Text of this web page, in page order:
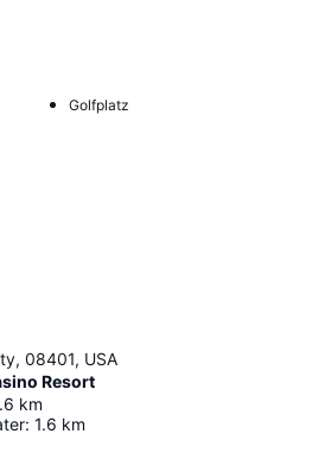
Golfplatz
08401, USA
Resort
km
: 1.6 km